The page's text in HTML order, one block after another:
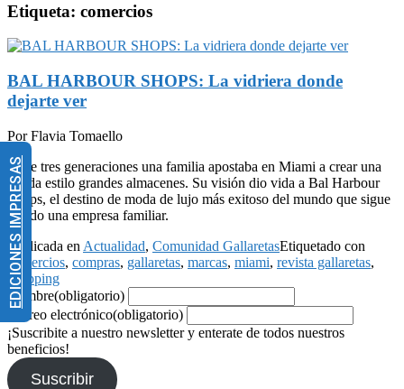
Etiqueta: comercios
BAL HARBOUR SHOPS: La vidriera donde
dejarte ver
Por Flavia Tomaello
Hace tres generaciones una familia apostaba en Miami a crear una
tienda estilo grandes almacenes. Su visión dio vida a Bal Harbour
Shops, el destino de moda de lujo más exitoso del mundo que sigue
siendo una empresa familiar.
Publicada en Actualidad, Comunidad GallaretasEtiquetado con
comercios, compras, gallaretas, marcas, miami, revista gallaretas,
shopping
Nombre(obligatorio)
Correo electrónico(obligatorio)
¡Suscribite a nuestro newsletter y enterate de todos nuestros
beneficios!
Suscribir
EDICIONES IMPRESAS